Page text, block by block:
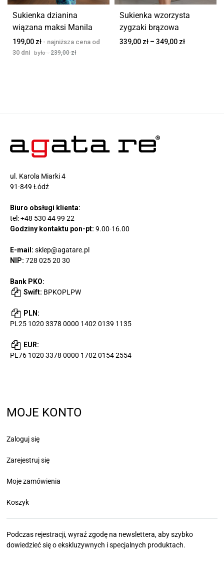
Sukienka dzianina
wiązana maksi Manila
199,00 zł
239,00zł
Sukienka wzorzysta
zygzaki brązowa
339,00 zł – 349,00 złZakres
ul. Karola Miarki 4
91-849 Łódź
Biuro obsługi klienta:
tel:+48 530 44 99 22
Godziny kontaktu pon-pt: 9.00-16.00
E-mail: sklep@agatare.pl
NIP: 728 025 20 30
Bank PKO:
Swift: BPKOPLPW
PLN:
PL25 1020 3378 0000 1402 0139 1135
EUR:
PL76 1020 3378 0000 1702 0154 2554
MOJE KONTO
Zaloguj się
Zarejestruj się
Moje zamówienia
Koszyk
Podczas rejestracji, wyraź zgodę na newslettera, aby szybko
dowiedzieć sięo ekskluzywnych i specjalnych produktach.